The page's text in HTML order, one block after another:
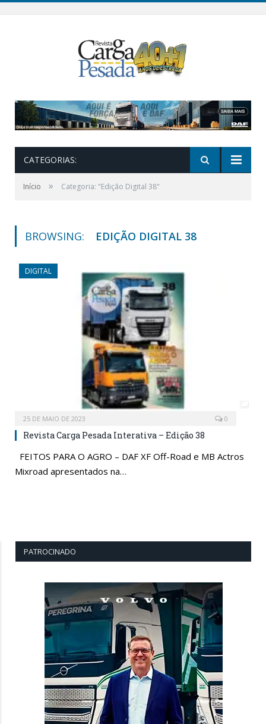
CATEGORIAS:
Início » Categoria: "Edição Digital 38"
BROWSING: EDIÇÃO DIGITAL 38
DIGITAL
25 DE MAIO DE 2023 0
Revista Carga Pesada Interativa – Edição 38
FEITOS PARA O AGRO – DAF XF Off-Road e MB Actros
Mixroad apresentados na…
PATROCINADO